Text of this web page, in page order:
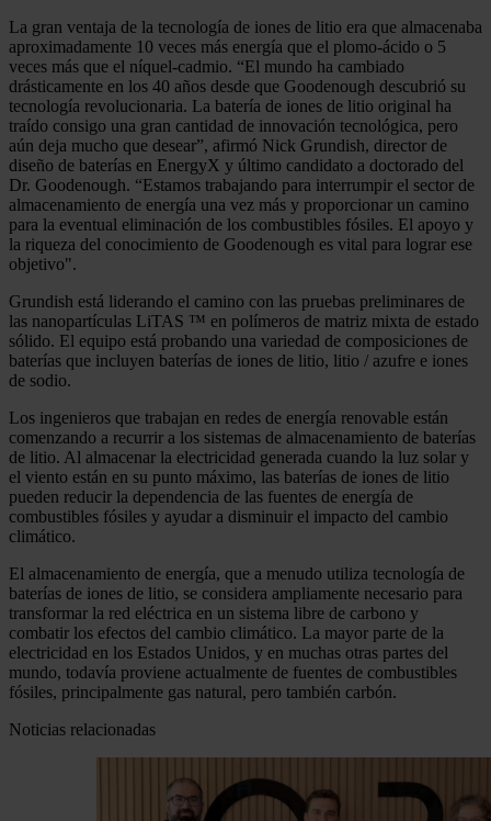
La gran ventaja de la tecnología de iones de litio era que almacenaba
aproximadamente 10 veces más energía que el plomo-ácido o 5
veces más que el níquel-cadmio. “El mundo ha cambiado
drásticamente en los 40 años desde que Goodenough descubrió su
tecnología revolucionaria. La batería de iones de litio original ha
traído consigo una gran cantidad de innovación tecnológica, pero
aún deja mucho que desear”, afirmó Nick Grundish, director de
diseño de baterías en EnergyX y último candidato a doctorado del
Dr. Goodenough. “Estamos trabajando para interrumpir el sector de
almacenamiento de energía una vez más y proporcionar un camino
para la eventual eliminación de los combustibles fósiles. El apoyo y
la riqueza del conocimiento de Goodenough es vital para lograr ese
objetivo".
Grundish está liderando el camino con las pruebas preliminares de
las nanopartículas LiTAS ™ en polímeros de matriz mixta de estado
sólido. El equipo está probando una variedad de composiciones de
baterías que incluyen baterías de iones de litio, litio / azufre e iones
de sodio.
Los ingenieros que trabajan en redes de energía renovable están
comenzando a recurrir a los sistemas de almacenamiento de baterías
de litio. Al almacenar la electricidad generada cuando la luz solar y
el viento están en su punto máximo, las baterías de iones de litio
pueden reducir la dependencia de las fuentes de energía de
combustibles fósiles y ayudar a disminuir el impacto del cambio
climático.
El almacenamiento de energía, que a menudo utiliza tecnología de
baterías de iones de litio, se considera ampliamente necesario para
transformar la red eléctrica en un sistema libre de carbono y
combatir los efectos del cambio climático. La mayor parte de la
electricidad en los Estados Unidos, y en muchas otras partes del
mundo, todavía proviene actualmente de fuentes de combustibles
fósiles, principalmente gas natural, pero también carbón.
Noticias relacionadas